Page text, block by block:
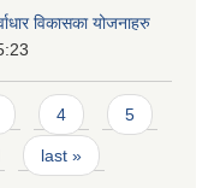
विकासका योजनाहरु
4 5
last »